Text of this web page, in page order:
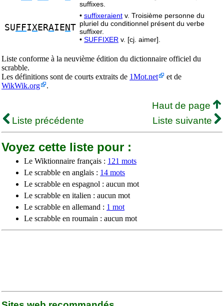
suffixes.
SU FFIXERAIE NT
• suffixeraient v. Troisième personne du
pluriel du conditionnel présent du verbe
suffixer.
• SUFFIXER v. [cj. aimer].
Liste conforme à la neuvième édition du dictionnaire officiel du
scrabble.
Les définitions sont de courts extraits de 1Mot.net
et de
WikWik.org
.
Haut de page
Liste précédente
Liste suivante
Voyez cette liste pour :
Le Wiktionnaire français : 121 mots
Le scrabble en anglais : 14 mots
Le scrabble en espagnol : aucun mot
Le scrabble en italien : aucun mot
Le scrabble en allemand : 1 mot
Le scrabble en roumain : aucun mot